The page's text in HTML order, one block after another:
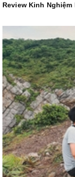
Review Kinh Nghiệm